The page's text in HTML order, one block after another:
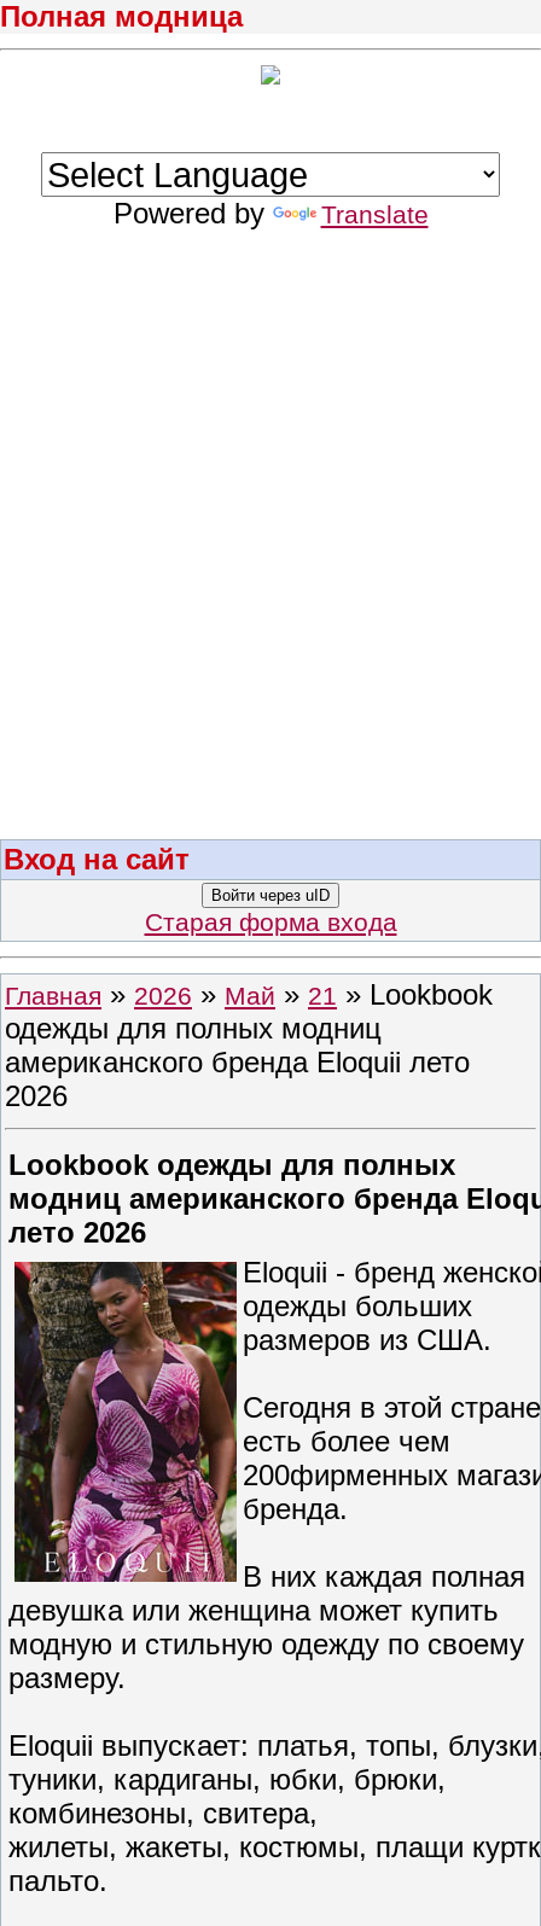
Полная модница
Powered by Translate
Вход на сайт
Войти через uID
Старая форма входа
Главная » 2026 » Май » 21 » Lookbook
одежды для полных модниц
американского бренда Eloquii лето
2026
Lookbook одежды для полных
модниц американского бренда
лето 2026
Eloquii - бренд
одежды больших
размеров из США.
Сегодня в этой стране
есть более чем
200фирменных
бренда.
В них каждая полная
девушка или женщина может купить
модную и стильную одежду по своему
размеру.
Eloquii выпускает: платья, топы,
туники, кардиганы, юбки, брюки,
комбинезоны, свитера,
жилеты, жакеты, костюмы, плащи
пальто.